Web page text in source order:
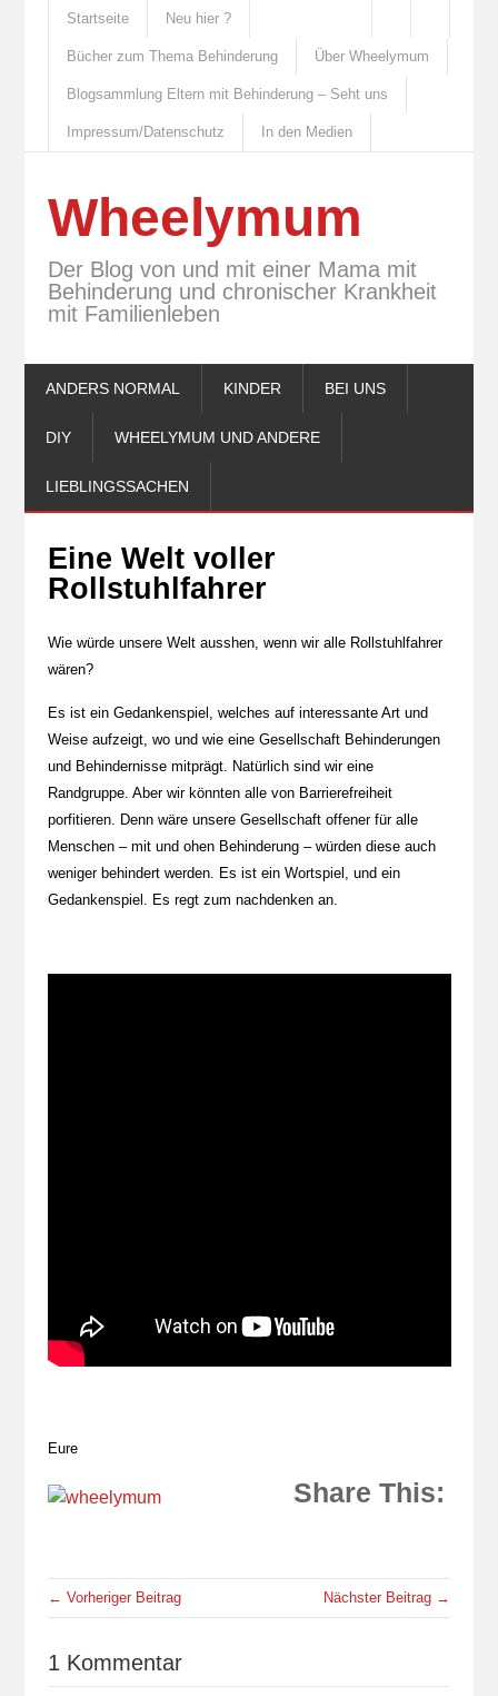
Startseite Neu hier ?
Bücher zum Thema Behinderung Über Wheelymum
Blogsammlung Eltern mit Behinderung – Seht uns
Impressum/Datenschutz In den Medien
Wheelymum
Der Blog von und mit einer Mama mit
Behinderung und chronischer Krankheit
mit Familienleben
ANDERS NORMAL KINDER BEI UNS
DIY WHEELYMUM UND ANDERE
LIEBLINGSSACHEN
Eine Welt voller
Rollstuhlfahrer
Wie würde unsere Welt ausshen, wenn wir alle Rollstuhlfahrer
wären?
Es ist ein Gedankenspiel, welches auf interessante Art und
Weise aufzeigt, wo und wie eine Gesellschaft Behinderungen
und Behindernisse mitprägt. Natürlich sind wir eine
Randgruppe. Aber wir könnten alle von Barrierefreiheit
porfitieren. Denn wäre unsere Gesellschaft offener für alle
Menschen – mit und ohen Behinderung – würden diese auch
weniger behindert werden. Es ist ein Wortspiel, und ein
Gedankenspiel. Es regt zum nachdenken an.
Eure
Share This:
← Vorheriger Beitrag Nächster Beitrag →
1 Kommentar